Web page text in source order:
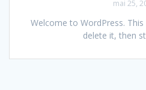
mai 25,
Welcome to WordPress.
delete it, then